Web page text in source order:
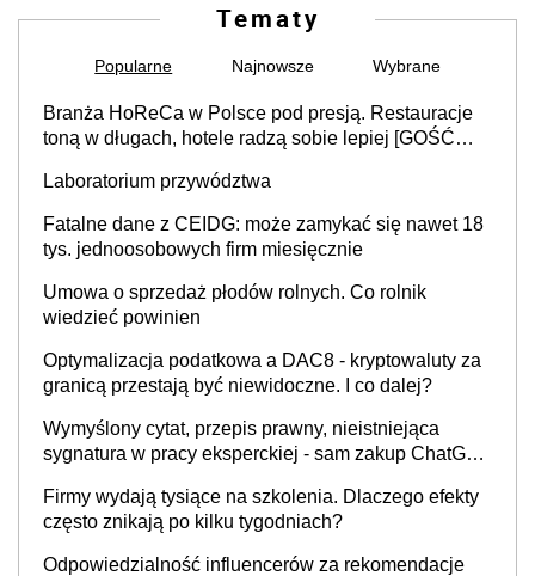
Tematy
Popularne Najnowsze Wybrane
Branża HoReCa w Polsce pod presją. Restauracje
toną w długach, hotele radzą sobie lepiej [GOŚĆ
Laboratorium przywództwa
Fatalne dane z CEIDG: może zamykać się nawet 18
tys. jednoosobowych firm miesięcznie
Umowa o sprzedaż płodów rolnych. Co rolnik
wiedzieć powinien
Optymalizacja podatkowa a DAC8 - kryptowaluty za
granicą przestają być niewidoczne. I co dalej?
Wymyślony cytat, przepis prawny, nieistniejąca
sygnatura w pracy eksperckiej - sam zakup ChatGPT
Firmy wydają tysiące na szkolenia. Dlaczego efekty
często znikają po kilku tygodniach?
Odpowiedzialność influencerów za rekomendacje